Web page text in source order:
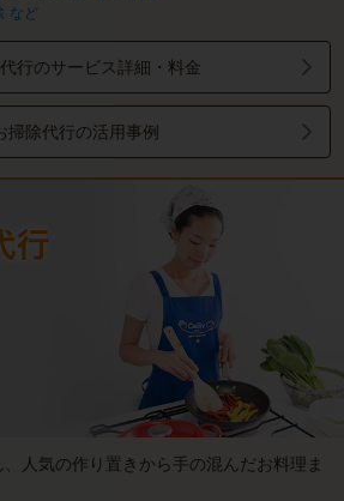
など
行のサービス詳細・料金
掃除代行の活用事例
人気の作り置きから手の混んだお料理ま